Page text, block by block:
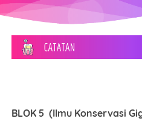
BLOK 5 (Ilmu Konservasi